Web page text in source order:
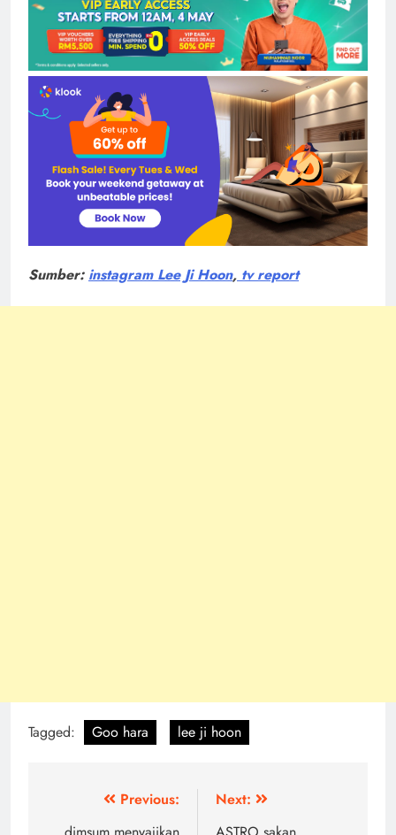
Sumber: instagram Lee Ji Hoon, tv report
Tagged: Goo hara lee ji hoon
Previous:
Next: